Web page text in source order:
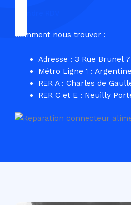
Comment nous trouver :
Adresse : 3 Rue Brunel
Métro Ligne 1 : Argentine
RER A : Charles de
RER C et E : Neuilly